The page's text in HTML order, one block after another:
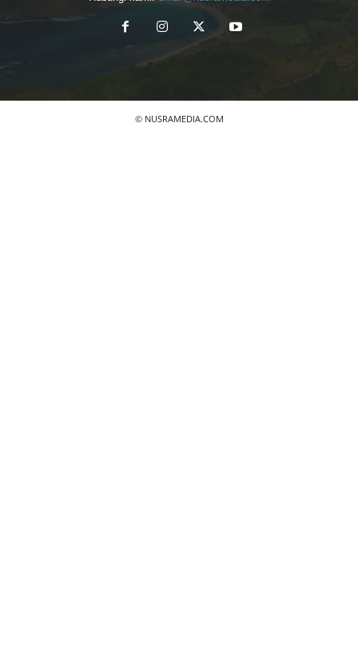
© NUSRAMEDIA.COM